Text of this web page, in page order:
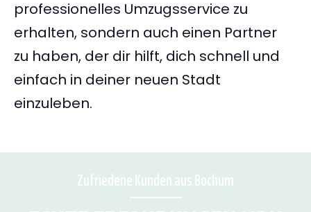
professionelles Umzugsservice zu
erhalten, sondern auch einen Partner
zu haben, der dir hilft, dich schnell und
einfach in deiner neuen Stadt
einzuleben.
Zufriedene Kunden aus Bochum